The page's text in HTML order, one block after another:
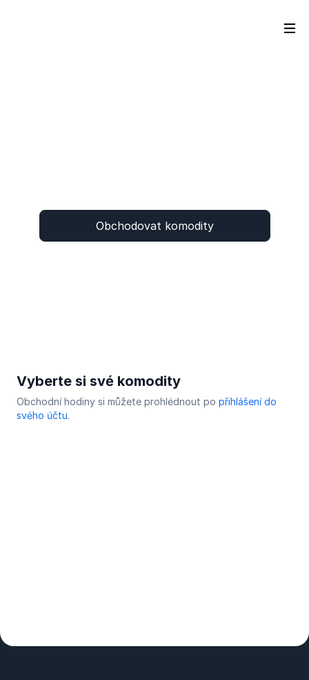
Obchodovat komodity
Vyberte si své komodity
Obchodní hodiny si můžete prohlédnout po přihlášení do
svého účtu.